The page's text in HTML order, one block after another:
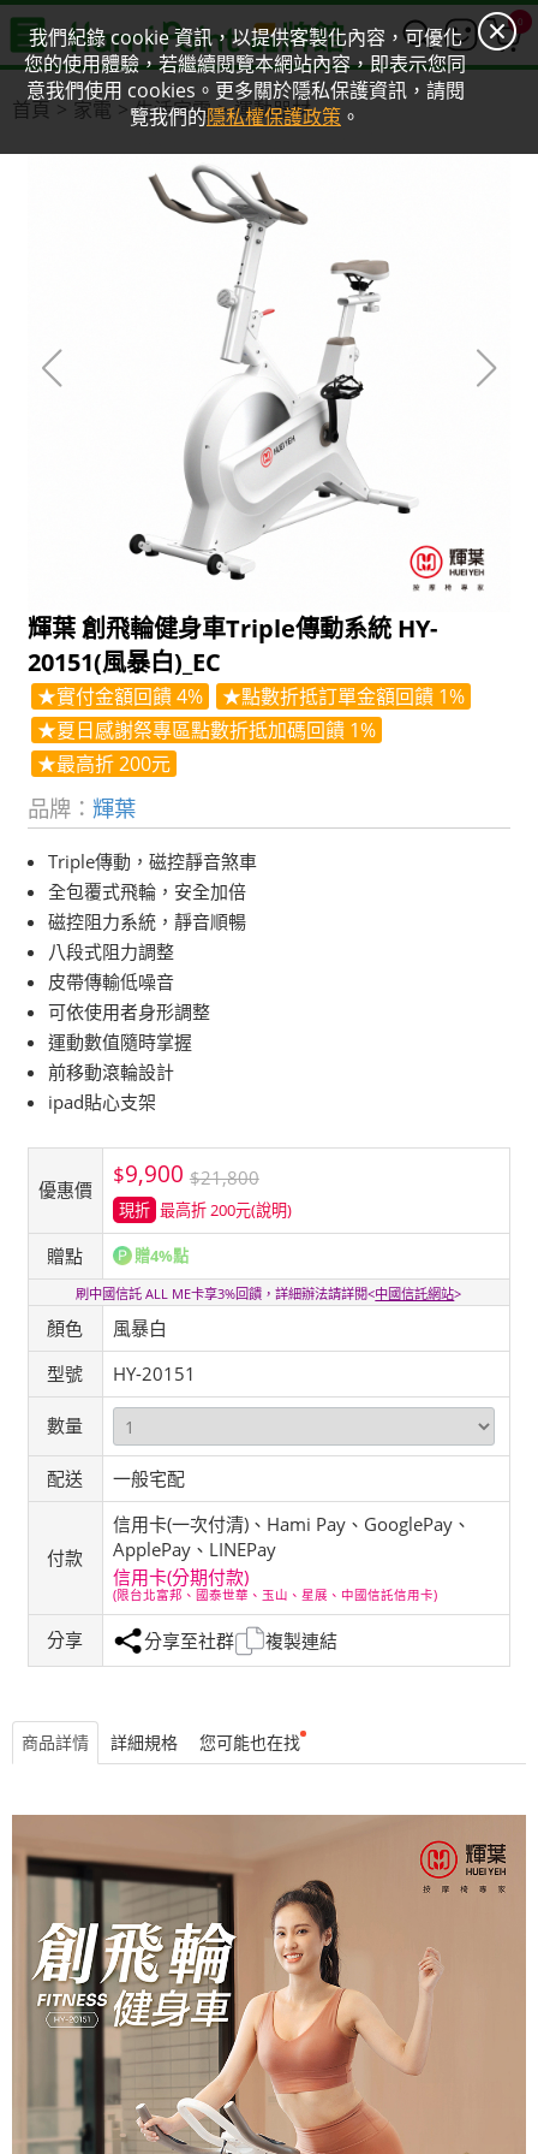
我們紀錄 cookie 資訊，以提供客製化內容，可優化
您的使用體驗，若繼續閱覽本網站內容，即表示您同
意我們使用 cookies。更多關於隱私保護資訊，請閱
覽我們的隱私權保護政策 。
0
首頁 家電 生活家電 運動器材
輝葉 創飛輪健身車Triple傳動系統 HY-
20151(風暴白)_EC
★實付金額回饋 4%
★點數折抵訂單金額回饋 1%
★夏日感謝祭專區點數折抵加碼回饋 1%
★最高折 200元
品牌： 輝葉
Triple傳動，磁控靜音煞車
全包覆式飛輪，安全加倍
磁控阻力系統，靜音順暢
八段式阻力調整
皮帶傳輸低噪音
可依使用者身形調整
運動數值隨時掌握
前移動滾輪設計
ipad貼心支架
優惠價
$9,900 $21,800
現折 最高折 200元(說明)
贈點 贈4%點
刷中國信託 ALL ME卡享3%回饋，詳細辦法請詳閱<中國信託網站>
顏色
風暴白
型號
HY-20151
數量
配送 一般宅配
付款
信用卡(一次付清)、Hami Pay、GooglePay、
ApplePay、LINEPay
信用卡(分期付款)
(限台北富邦、國泰世華、玉山、星展、中國信託信用卡)
分享 分享至社群 複製連結
商品詳情 詳細規格 您可能也在找